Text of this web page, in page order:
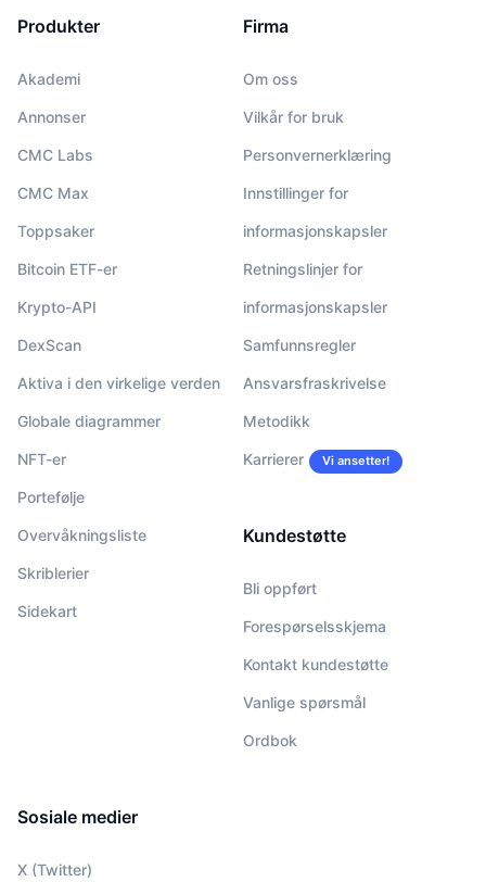
Produkter
Akademi
Annonser
CMC Labs
CMC Max
Toppsaker
Bitcoin ETF-er
Krypto-API
DexScan
Aktiva i den virkelige verden
Globale diagrammer
NFT-er
Portefølje
Overvåkningsliste
Skriblerier
Sidekart
Firma
Om oss
Vilkår for bruk
Personvernerklæring
Innstillinger for
informasjonskapsler
Retningslinjer for
informasjonskapsler
Samfunnsregler
Ansvarsfraskrivelse
Metodikk
Karrierer Vi ansetter!
Kundestøtte
Bli oppført
Forespørselsskjema
Kontakt kundestøtte
Vanlige spørsmål
Ordbok
Sosiale medier
X (Twitter)